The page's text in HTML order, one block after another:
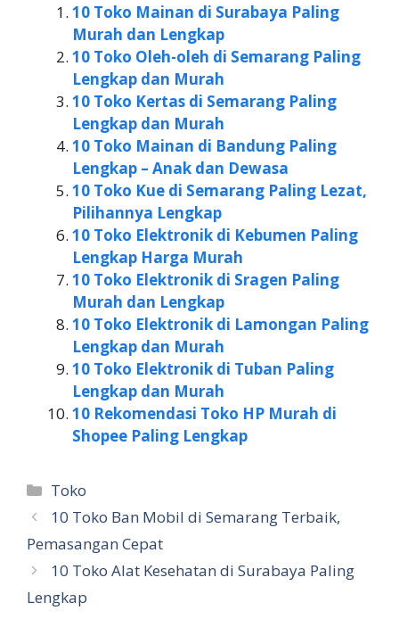
10 Toko Mainan di Surabaya Paling
Murah dan Lengkap
10 Toko Oleh-oleh di Semarang Paling
Lengkap dan Murah
10 Toko Kertas di Semarang Paling
Lengkap dan Murah
10 Toko Mainan di Bandung Paling
Lengkap – Anak dan Dewasa
10 Toko Kue di Semarang Paling Lezat,
Pilihannya Lengkap
10 Toko Elektronik di Kebumen Paling
Lengkap Harga Murah
10 Toko Elektronik di Sragen Paling
Murah dan Lengkap
10 Toko Elektronik di Lamongan Paling
Lengkap dan Murah
10 Toko Elektronik di Tuban Paling
Lengkap dan Murah
10 Rekomendasi Toko HP Murah di
Shopee Paling Lengkap
Kategori
Toko
10 Toko Ban Mobil di Semarang Terbaik,
Pemasangan Cepat
10 Toko Alat Kesehatan di Surabaya Paling
Lengkap